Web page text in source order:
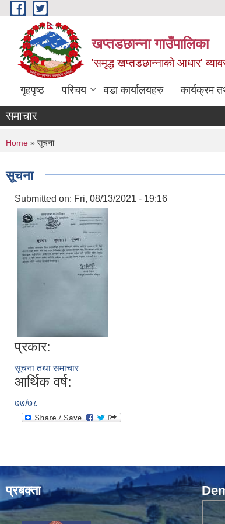
Skip to main content
खप्तडछान्ना गाउँपालिका
'समृद्ध खप्तडछान्नाको आधार'
गृहपृष्ठ परिचय वडा कार्यालयहरु कार्यक्रम
समाचार
You are here
Home » सूचना
सूचना
Submitted on: Fri, 08/13/2021 - 19:16
प्रकार:
सूचना तथा समाचार
आर्थिक वर्ष:
७७/७८
प्रबक्ता